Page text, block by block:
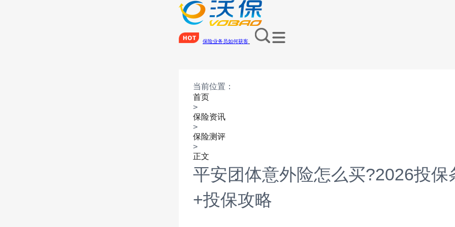
保险业务员如何获客
当前位置：
首页
>
保险资讯
>
保险测评
>
正文
平安团体意外险怎么买?2026投保
+投保攻略